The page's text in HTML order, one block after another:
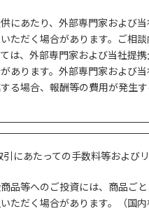
にあたり、外部専門家および
ただく場合があります。ご相
は、外部専門家および当社提
あります。外部専門家および
る場合、報酬等の費用が発生
引にあたっての手数料等および
品等へのご投資には、商品ご
ただく場合があります。（国